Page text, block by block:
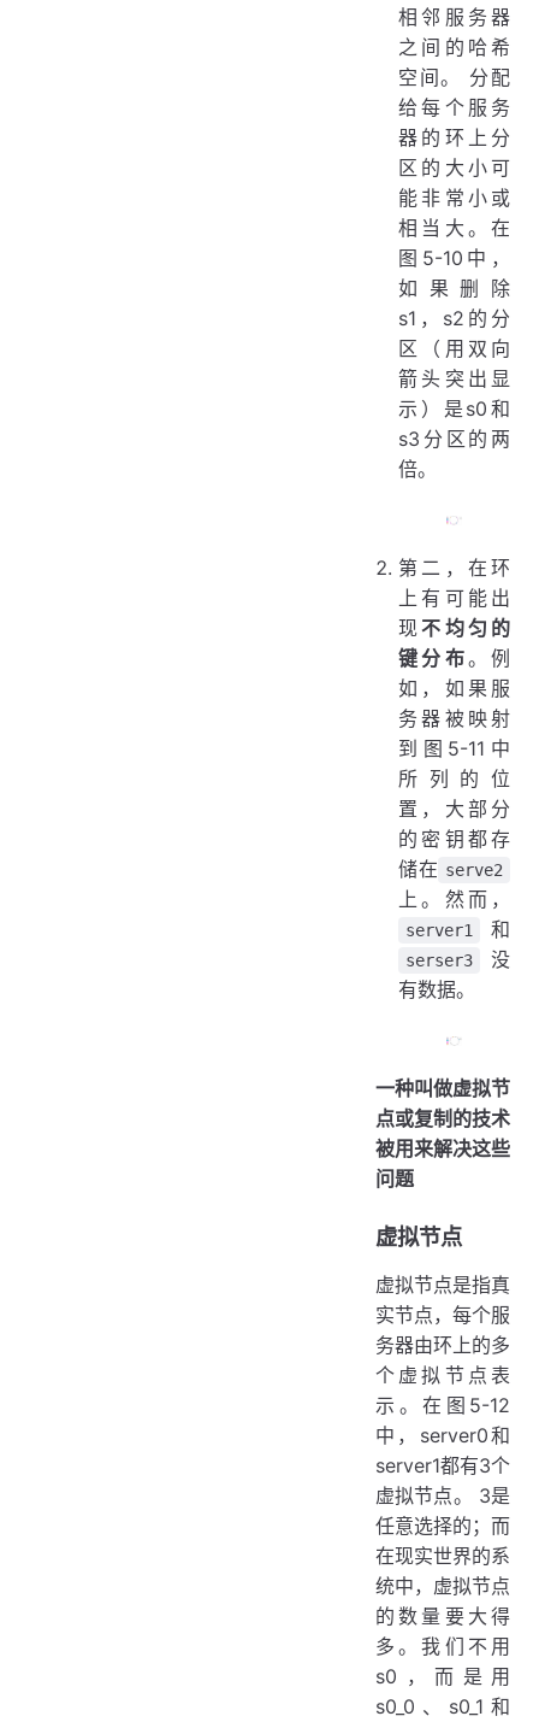
相邻服务器
之间的哈希
空间。 分配
给每个服务
器的环上分
区的大小可
能非常小或
相当大。在
图5-10中，
如果删除
s1，s2的分
区（用双向
箭头突出显
示）是s0和
s3分区的两
倍。
第二，在环
上有可能出
现不均匀的
键分布。例
如，如果服
务器被映射
到图5-11中
所列的位
置，大部分
的密钥都存
储在 serve2
上。然而，
server1 和
serser3
没
有数据。
一种叫做虚拟节
点或复制的技术
被用来解决这些
问题
虚拟节点
虚拟节点是指真
实节点，每个服
务器由环上的多
个虚拟节点表
示。在图5-12
中，server0和
server1都有3个
虚拟节点。 3是
任意选择的；而
在现实世界的系
统中，虚拟节点
的数量要大得
多。我们不用
s0，而是用
s0_0、s0_1和